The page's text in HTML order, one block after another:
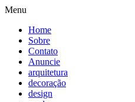
Menu
Home
Sobre
Contato
Anuncie
arquitetura
decoração
design